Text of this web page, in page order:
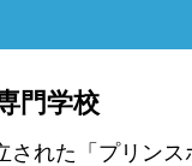
門学校
れた「プリン